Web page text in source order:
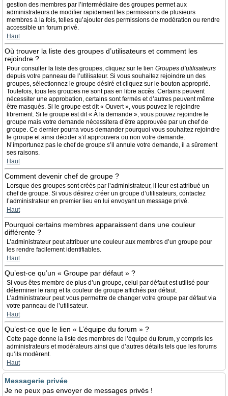
gestion des membres par l’intermédiaire des groupes permet aux
administrateurs de modifier rapidement les permissions de plusieurs
membres à la fois, telles qu’ajouter des permissions de modération ou rendre
accessible un forum privé.
Haut
Où trouver la liste des groupes d’utilisateurs et comment les
rejoindre ?
Pour consulter la liste des groupes, cliquez sur le lien Groupes d’utilisateurs
depuis votre panneau de l’utilisateur. Si vous souhaitez rejoindre un des
groupes, sélectionnez le groupe désiré et cliquez sur le bouton approprié.
Toutefois, tous les groupes ne sont pas en libre accès. Certains peuvent
nécessiter une approbation, certains sont fermés et d’autres peuvent même
être masqués. Si le groupe est dit « Ouvert », vous pouvez le rejoindre
librement. Si le groupe est dit « À la demande », vous pouvez rejoindre le
groupe mais votre demande nécessitera d’être approuvée par un chef de
groupe. Ce dernier pourra vous demander pourquoi vous souhaitez rejoindre
le groupe et ainsi décider s’il approuvera ou non votre demande.
N’importunez pas le chef de groupe s’il annule votre demande, il a sûrement
ses raisons.
Haut
Comment devenir chef de groupe ?
Lorsque des groupes sont créés par l’administrateur, il leur est attribué un
chef de groupe. Si vous désirez créer un groupe d’utilisateurs, contactez
l’administrateur en premier lieu en lui envoyant un message privé.
Haut
Pourquoi certains membres apparaissent dans une couleur
différente ?
L’administrateur peut attribuer une couleur aux membres d’un groupe pour
les rendre facilement identifiables.
Haut
Qu’est-ce qu’un « Groupe par défaut » ?
Si vous êtes membre de plus d’un groupe, celui par défaut est utilisé pour
déterminer le rang et la couleur de groupe affichés par défaut.
L’administrateur peut vous permettre de changer votre groupe par défaut via
votre panneau de l’utilisateur.
Haut
Qu’est-ce que le lien « L’équipe du forum » ?
Cette page donne la liste des membres de l’équipe du forum, y compris les
administrateurs et modérateurs ainsi que d’autres détails tels que les forums
qu’ils modèrent.
Haut
Messagerie privée
Je ne peux pas envoyer de messages privés !